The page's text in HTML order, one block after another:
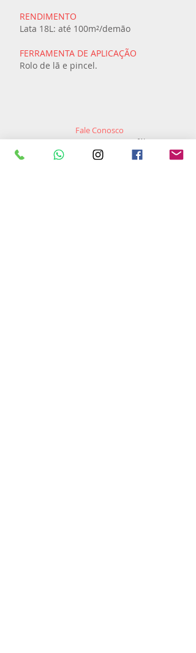
RENDIMENTO
Lata 18L: até 100m²/demão
FERRAMENTA DE APLICAÇÃO
Rolo de lã e pincel.
Fale Conosco
Entre em contato com a nossa fábrica em
caso de dúvida, solicitação, parceria ou